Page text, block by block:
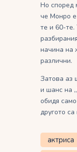
Но според
че Монро
те и 60-те.
начина на
различни.
Затова аз
и шанс на
обидя
другото
актриса